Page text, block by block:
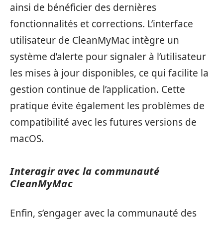
ainsi de bénéficier des dernières
fonctionnalités et corrections. L’interface
utilisateur de CleanMyMac intègre un
système d’alerte pour signaler à l’utilisateur
les mises à jour disponibles, ce qui facilite la
gestion continue de l’application. Cette
pratique évite également les problèmes de
compatibilité avec les futures versions de
macOS.
Interagir avec la communauté
CleanMyMac
Enfin, s’engager avec la communauté des